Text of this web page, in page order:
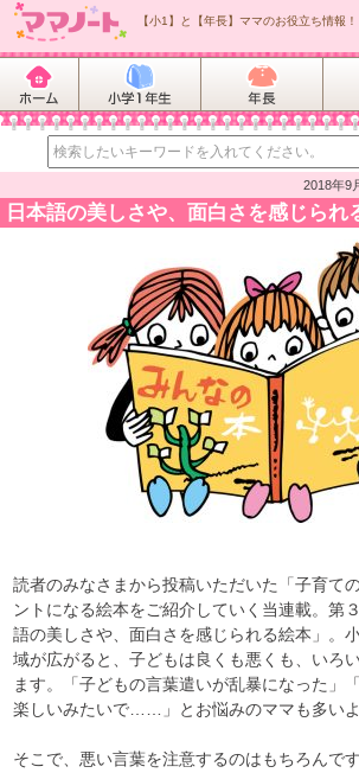
【小1】と【年長】ママのお役立ち情報！
2018年9
日本語の美しさや、面白さを感じられ
読者のみなさまから投稿いただいた「子育て
ントになる絵本をご紹介していく当連載。第
語の美しさや、面白さを感じられる絵本」。
域が広がると、子どもは良くも悪くも、いろ
ます。「子どもの言葉遣いが乱暴になった」
楽しいみたいで……」とお悩みのママも多いよ
そこで、悪い言葉を注意するのはもちろんで